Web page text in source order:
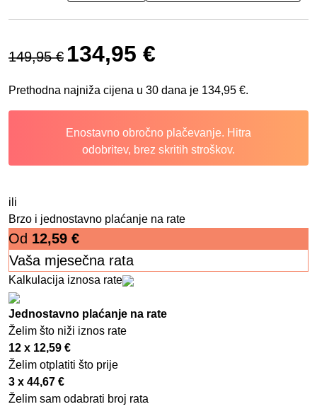
149,95€
Izvorna cijena bila je: 149,95 €.
134,95 €
Prethodna najniža cijena u 30 dana je 134,95 €.
Enostavno obročno plačevanje. Hitra
odobritev, brez skritih stroškov.
ili
Brzo i jednostavno plaćanje na rate
Od 12,59 €
Vaša mjesečna rata
Kalkulacija iznosa rate
Jednostavno plaćanje na rate
Želim što niži iznos rate
12 x 12,59 €
Želim otplatiti što prije
3 x 44,67 €
Želim sam odabrati broj rata